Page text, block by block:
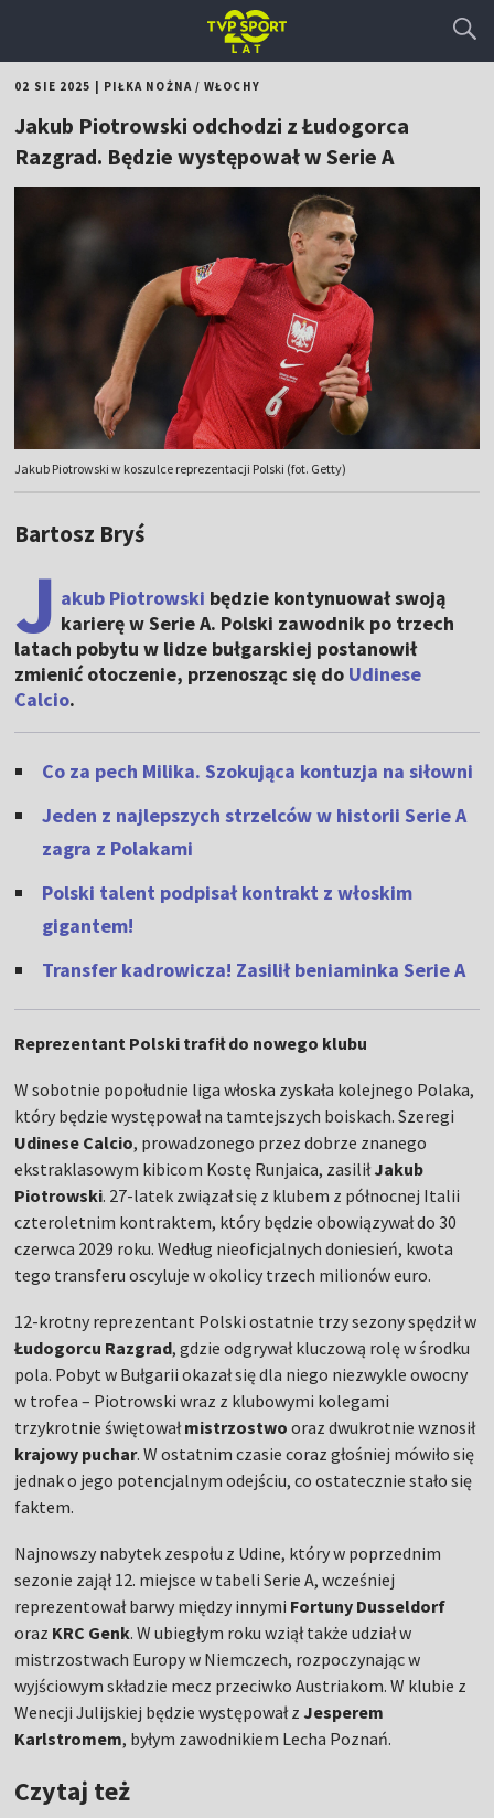
02 SIE 2025 PIŁKA NOŻNA/WŁOCHY
Jakub Piotrowski odchodzi z Łudogorca
Razgrad. Będzie występował w Serie A
Jakub Piotrowski w koszulce reprezentacji Polski (fot. Getty)
Bartosz Bryś
J akub Piotrowski będzie kontynuował swoją
karierę w Serie A. Polski zawodnik po trzech
latach pobytu w lidze bułgarskiej postanowił
zmienić otoczenie, przenosząc się do Udinese
Calcio.
Co za pech Milika. Szokująca kontuzja na siłowni
Jeden z najlepszych strzelców w historii Serie A
zagra z Polakami
Polski talent podpisał kontrakt z włoskim
gigantem!
Transfer kadrowicza! Zasilił beniaminka Serie A
Reprezentant Polski trafił do nowego klubu
W sobotnie popołudnie liga włoska zyskała kolejnego Polaka,
który będzie występował na tamtejszych boiskach. Szeregi
Udinese Calcio, prowadzonego przez dobrze znanego
ekstraklasowym kibicom Kostę Runjaica, zasiliłJakub
Piotrowski. 27-latek związał się z klubem z północnej Italii
czteroletnim kontraktem, który będzie obowiązywał do 30
czerwca 2029 roku. Według nieoficjalnych doniesień, kwota
tego transferu oscyluje w okolicy trzech milionów euro.
12-krotny reprezentant Polski ostatnie trzy sezony spędził w
Łudogorcu Razgrad, gdzie odgrywał kluczową rolę w środku
pola. Pobyt w Bułgarii okazał się dla niego niezwykle owocny
w trofea – Piotrowski wraz z klubowymi kolegami
trzykrotnie świętowałmistrzostwo oraz dwukrotnie wznosił
krajowy puchar. W ostatnim czasie coraz głośniej mówiło się
jednak o jego potencjalnym odejściu, co ostatecznie stało się
faktem.
Najnowszy nabytek zespołu z Udine, który w poprzednim
sezonie zajął 12. miejsce w tabeli Serie A, wcześniej
reprezentował barwy między innymi Fortuny Dusseldorf
oraz KRC Genk. W ubiegłym roku wziął także udział w
mistrzostwach Europy w Niemczech, rozpoczynając w
wyjściowym składzie mecz przeciwko Austriakom. W klubie z
Wenecji Julijskiej będzie występował z Jesperem
Karlstromem, byłym zawodnikiem Lecha Poznań.
Czytaj też